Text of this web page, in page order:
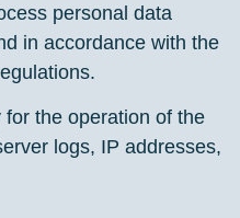
personal data
in accordance with the
the operation of the
logs, IP addresses,